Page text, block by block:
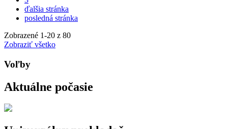
ďalšia stránka
posledná stránka
Zobrazené 1-20 z 80
Zobraziť všetko
Voľby
Aktuálne počasie